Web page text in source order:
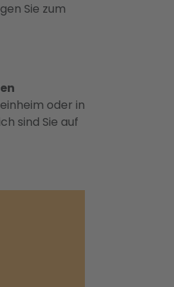
Sie zum
oder in
sind Sie auf